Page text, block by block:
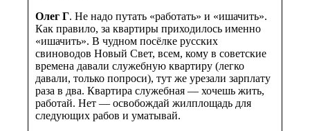
Олег Г. Не надо путать «работать» и «ишачить».
Как правило, за квартиры приходилось именно
«ишачить». В чудном посёлке русских
свиноводов Новый Свет, всем, кому в советские
времена давали служебную квартиру (легко
давали, только попроси), тут же урезали зарплату
раза в два. Квартира служебная — хочешь жить,
работай. Нет — освобождай жилплощадь для
следующих рабов и уматывай.